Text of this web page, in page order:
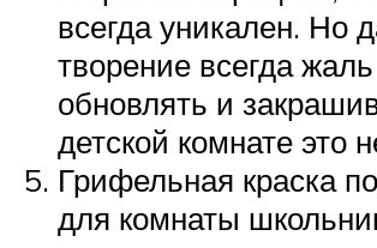
всегда уникален. Но
творение всегда жаль
обновлять и
детской комнате это
Грифельная краска
для комнаты